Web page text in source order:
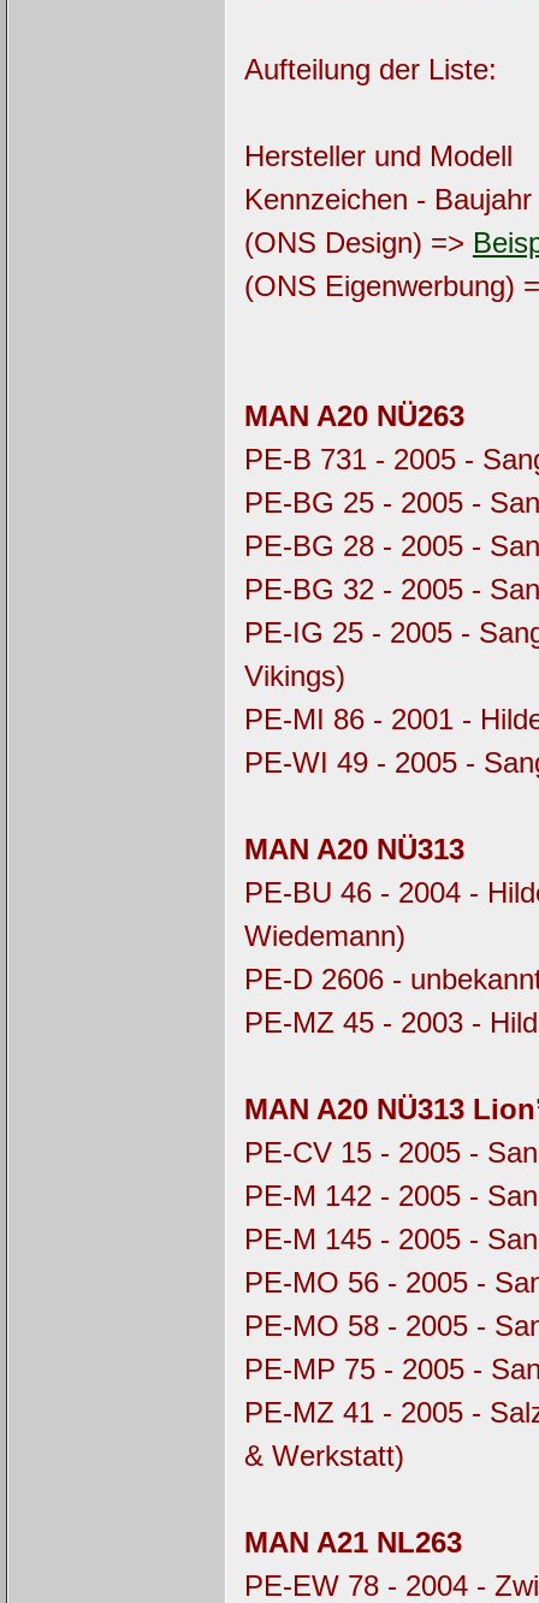
Aufteilung der Liste:
Hersteller und Modell
Kennzeichen -
(ONS Design) =>
(ONS Eigenwerbung)
MAN A20 NÜ263
PE-B 731 - 2005 -
PE-BG 25 - 2005 -
PE-BG 28 - 2005 -
PE-BG 32 - 2005 -
PE-IG 25 - 2005 -
Vikings)
PE-MI 86 - 2001 -
PE-WI 49 - 2005 -
MAN A20 NÜ313
PE-BU 46 - 2004 -
Wiedemann)
PE-D 2606 -
PE-MZ 45 - 2003 -
MAN A20 NÜ313
PE-CV 15 - 2005 -
PE-M 142 - 2005 -
PE-M 145 - 2005 -
PE-MO 56 - 2005 -
PE-MO 58 - 2005 -
PE-MP 75 - 2005 -
PE-MZ 41 - 2005 -
& Werkstatt)
MAN A21 NL263
PE-EW 78 - 2004 -